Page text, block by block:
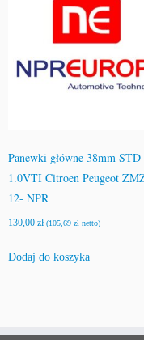
Panewki główne 38mm STD
1.0VTI Citroen Peugeot
12- NPR
130,00 zł (105,69 zł netto)
Dodaj do koszyka